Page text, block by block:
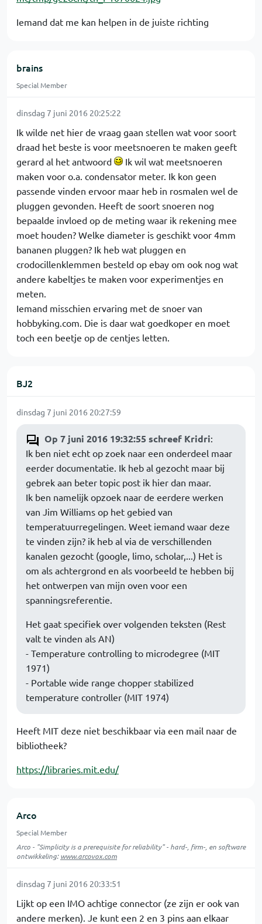
Iemand dat me kan helpen in de juiste richting
brains
Special Member
dinsdag 7 juni 2016 20:25:22
Ik wilde net hier de vraag gaan stellen wat voor soort
draad het beste is voor meetsnoeren te maken geeft
gerard al het antwoord
Ik wil wat meetsnoeren
maken voor o.a. condensator meter. Ik kon geen
passende vinden ervoor maar heb in rosmalen wel de
pluggen gevonden. Heeft de soort snoeren nog
bepaalde invloed op de meting waar ik rekening mee
moet houden? Welke diameter is geschikt voor 4mm
bananen pluggen? Ik heb wat pluggen en
crodocillenklemmen besteld op ebay om ook nog wat
andere kabeltjes te maken voor experimentjes en
meten.
Iemand misschien ervaring met de snoer van
hobbyking.com. Die is daar wat goedkoper en moet
toch een beetje op de centjes letten.
BJ2
dinsdag 7 juni 2016 20:27:59
Op 7 juni 2016 19:32:55 schreef Kridri:
Ik ben niet echt op zoek naar een onderdeel maar
eerder documentatie. Ik heb al gezocht maar bij
gebrek aan beter topic post ik hier dan maar.
Ik ben namelijk opzoek naar de eerdere werken
van Jim Williams op het gebied van
temperatuurregelingen. Weet iemand waar deze
te vinden zijn? ik heb al via de verschillenden
kanalen gezocht (google, limo, scholar,...) Het is
om als achtergrond en als voorbeeld te hebben bij
het ontwerpen van mijn oven voor een
spanningsreferentie.
Het gaat specifiek over volgenden teksten (Rest
valt te vinden als AN)
- Temperature controlling to microdegree (MIT
1971)
- Portable wide range chopper stabilized
temperature controller (MIT 1974)
Heeft MIT deze niet beschikbaar via een mail naar de
bibliotheek?
https://libraries.mit.edu/
Arco
Special Member
Arco - "Simplicity is a prerequisite for reliability" - hard-, firm-, en software
ontwikkeling:www.arcovox.com
dinsdag 7 juni 2016 20:33:51
Lijkt op een IMO achtige connector (ze zijn er ook van
andere merken). Je kunt een 2 en 3 pins aan elkaar